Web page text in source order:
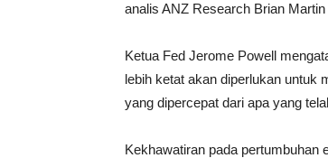
analis ANZ Research Brian
Ketua Fed Jerome Powell
lebih ketat akan diperlukan untuk
yang dipercepat dari apa yang
Kekhawatiran pada pertumbuhan